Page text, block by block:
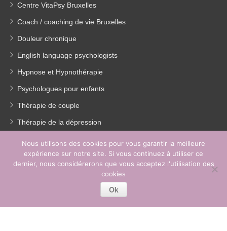
Centre VitaPsy Bruxelles
Coach / coaching de vie Bruxelles
Douleur chronique
English language psychologists
Hypnose et Hypnothérapie
Psychologues pour enfants
Thérapie de couple
Thérapie de la dépression
Perte de poids
Nous utilisons des cookies pour vous garantir la meilleure
expérience sur notre site. Si vous continuez à utiliser ce
dernier, nous considérerons que vous acceptez l'utilisation des
cookies
Ok